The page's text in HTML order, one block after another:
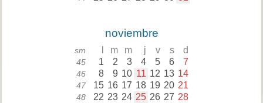
noviembre
sm m m j v s d
45 1 2 3 4 5 6 7
46 8 9 10 11 12 13 14
47 15 16 17 18 19 20 21
48 22 23 24 25 26 27 28